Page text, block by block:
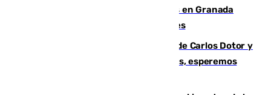
Controlado un incendio de rastrojos en Granada
junto a la autovía y al Callejón de Nogales
Juanfran Funes, sobre las lesiones de Carlos Dotor y
Fernando Calero: “Estamos preocupados, esperemos